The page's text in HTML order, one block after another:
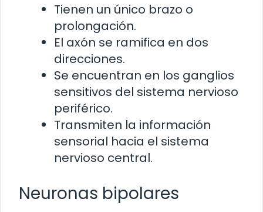
Tienen un único brazo o
prolongación.
El axón se ramifica en dos
direcciones.
Se encuentran en los ganglios
sensitivos del sistema nervioso
periférico.
Transmiten la información
sensorial hacia el sistema
nervioso central.
Neuronas bipolares